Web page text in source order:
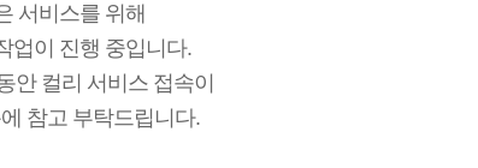
서비스를 위해
업이 진행 중입니다.
안 컬리 서비스 접속이
참고 부탁드립니다.